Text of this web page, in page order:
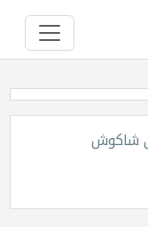
شاكوش